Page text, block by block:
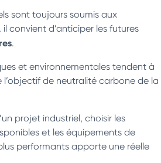
sont toujours soumis aux
il convient d’anticiper les futures
.
et environnementales tendent à
l’objectif de neutralité carbone de la
projet industriel, choisir les
et les équipements de
performants apporte une réelle